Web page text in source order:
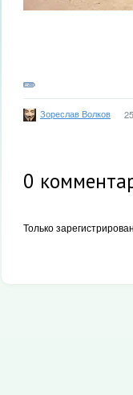
Зореслав Волков
0
Только